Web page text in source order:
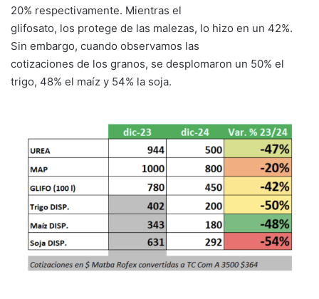
20% respectivamente. Mientras el
glifosato, los protege de las malezas, lo hizo en un 42%.
Sin embargo, cuando observamos las
cotizaciones de los granos, se desplomaron un 50% el
trigo, 48% el maíz y 54% la soja.